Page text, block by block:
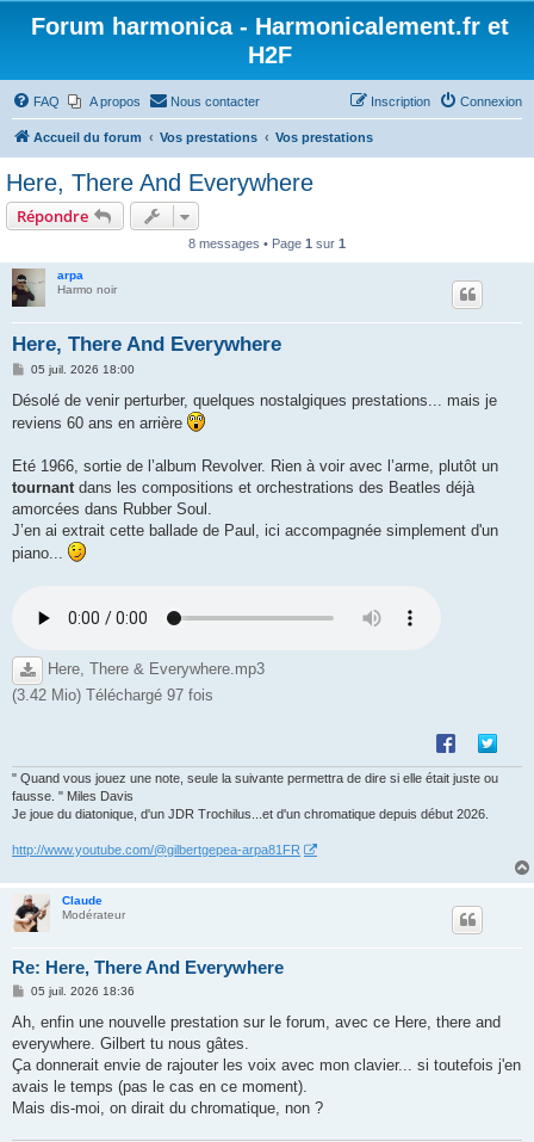
Forum harmonica - Harmonicalement.fr et
H2F
FAQ A propos Nous contacter Connexion
Inscription
Accueil du forum Vos prestations Vos prestations
Here, There And Everywhere
Répondre
8 messages • Page 1 sur 1
arpa
Harmo noir
Here, There And Everywhere
M
s
a
05 juil. 2026 18:00
Désolé de venir perturber, quelques nostalgiques prestations... mais je
reviens 60 ans en arrière
Eté 1966, sortie de l’album Revolver. Rien à voir avec l’arme, plutôt un
tournantdans les compositions et orchestrations des Beatles déjà
amorcées dans Rubber Soul.
J’en ai extrait cette ballade de Paul, ici accompagnée simplement d'un
piano...
Here, There & Everywhere.mp3
(3.42 Mio) Téléchargé 97 fois
" Quand vous jouez une note, seule la suivante permettra de dire si elle était juste ou
fausse. " Miles Davis
Je joue du diatonique, d'un JDR Trochilus...et d'un chromatique depuis début 2026.
http://www.youtube.com/@gilbertgepea-arpa81FR
Claude
Modérateur
Re: Here, There And Everywhere
M
s
a
g
05 juil. 2026 18:36
Ah, enfin une nouvelle prestation sur le forum, avec ce Here, there and
everywhere. Gilbert tu nous gâtes.
Ça donnerait envie de rajouter les voix avec mon clavier... si toutefois j'en
avais le temps (pas le cas en ce moment).
Mais dis-moi, on dirait du chromatique, non ?